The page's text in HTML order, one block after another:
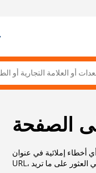
الصفحة
أخطاء إملائية في عنوان